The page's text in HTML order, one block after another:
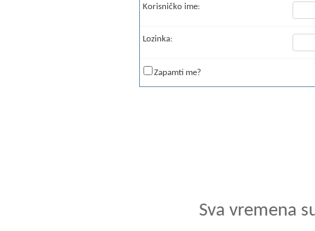
Korisničko ime:
Lozinka:
Zapamti me?
Sva vremena